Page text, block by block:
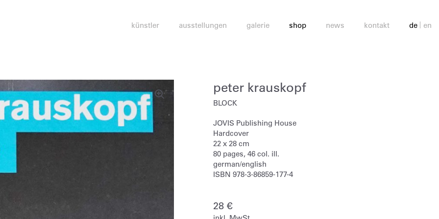
künstler ausstellungen galerie shop news kontakt de en
peter krauskopf
BLOCK
JOVIS Publishing House
Hardcover
22 x 28 cm
80 pages, 46 col. ill.
german/english
ISBN 978-3-86859-177-4
28€